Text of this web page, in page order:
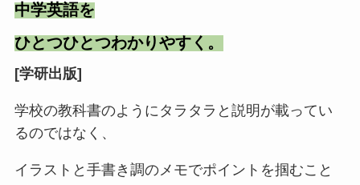
中学英語を
ひとつひとつわかりやすく。
[学研出版]
学校の教科書のようにタラタラと説明が載ってい
るのではなく、
イラストと手書き調のメモでポイントを掴むこと